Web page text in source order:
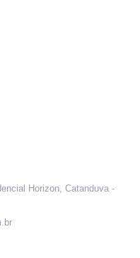
Horizon, Catanduva -